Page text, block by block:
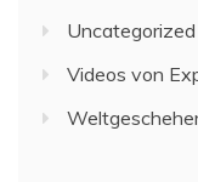
Uncategorized
Videos von